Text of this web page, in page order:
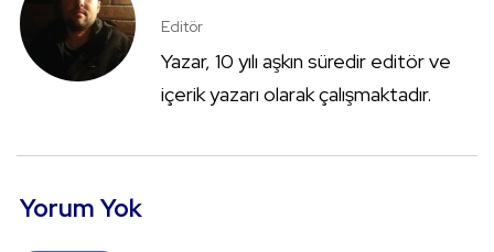
Editör
Yazar, 10 yılı aşkın süredir editör ve
içerik yazarı olarak çalışmaktadır.
Yorum Yok